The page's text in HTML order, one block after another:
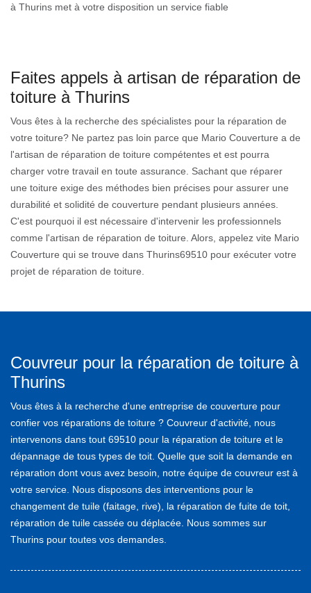
à Thurins met à votre disposition un service fiable
Faites appels à artisan de réparation de
toiture à Thurins
Vous êtes à la recherche des spécialistes pour la réparation de
votre toiture? Ne partez pas loin parce que Mario Couverture a de
l'artisan de réparation de toiture compétentes et est pourra
charger votre travail en toute assurance. Sachant que réparer
une toiture exige des méthodes bien précises pour assurer une
durabilité et solidité de couverture pendant plusieurs années.
C'est pourquoi il est nécessaire d'intervenir les professionnels
comme l'artisan de réparation de toiture. Alors, appelez vite Mario
Couverture qui se trouve dans Thurins69510 pour exécuter votre
projet de réparation de toiture.
Couvreur pour la réparation de toiture à
Thurins
Vous êtes à la recherche d'une entreprise de couverture pour
confier vos réparations de toiture ? Couvreur d'activité, nous
intervenons dans tout 69510 pour la réparation de toiture et le
dépannage de tous types de toit. Quelle que soit la demande en
réparation dont vous avez besoin, notre équipe de couvreur est à
votre service. Nous disposons des interventions pour le
changement de tuile (faitage, rive), la réparation de fuite de toit,
réparation de tuile cassée ou déplacée. Nous sommes sur
Thurins pour toutes vos demandes.